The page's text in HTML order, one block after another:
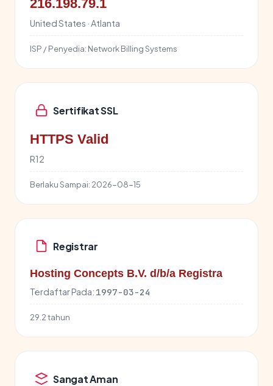
216.198.79.1
United States · Atlanta
ISP / Penyedia: Network Billing Systems
Sertifikat SSL
HTTPS Valid
R12
Berlaku Sampai: 2026-08-15
Registrar
Hosting Concepts B.V. d/b/a Registra
Terdaftar Pada: 1997-03-24
29.2 tahun
Sangat Aman